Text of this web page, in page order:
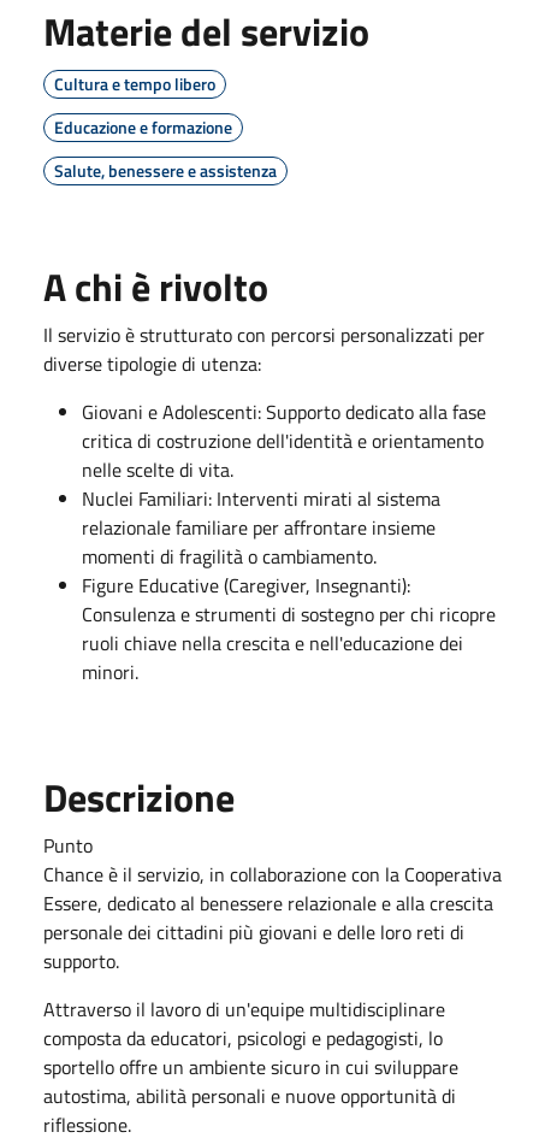
Materie del servizio
Cultura e tempo libero
Educazione e formazione
Salute, benessere e assistenza
A chi è rivolto
Il servizio è strutturato con percorsi personalizzati per
diverse tipologie di utenza:
Giovani e Adolescenti: Supporto dedicato alla fase
critica di costruzione dell'identità e orientamento
nelle scelte di vita.
Nuclei Familiari: Interventi mirati al sistema
relazionale familiare per affrontare insieme
momenti di fragilità o cambiamento.
Figure Educative (Caregiver, Insegnanti):
Consulenza e strumenti di sostegno per chi ricopre
ruoli chiave nella crescita e nell'educazione dei
minori.
Descrizione
Punto
Chance è il servizio, in collaborazione con la Cooperativa
Essere, dedicato al benessere relazionale e alla crescita
personale dei cittadini più giovani e delle loro reti di
supporto.
Attraverso il lavoro di un'equipe multidisciplinare
composta da educatori, psicologi e pedagogisti, lo
sportello offre un ambiente sicuro in cui sviluppare
autostima, abilità personali e nuove opportunità di
riflessione.